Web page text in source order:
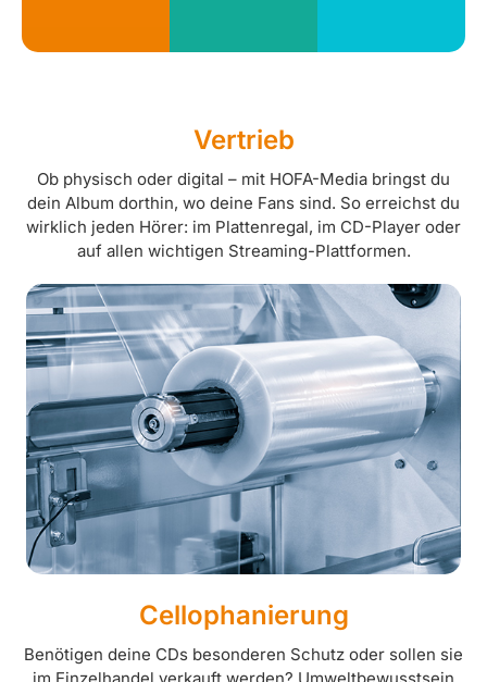
Vertrieb
Ob physisch oder digital – mit HOFA-Media bringst du
dein Album dorthin, wo deine Fans sind. So erreichst du
wirklich jeden Hörer: im Plattenregal, im CD-Player oder
auf allen wichtigen Streaming-Plattformen.
Cellophanierung
Benötigen deine CDs besonderen Schutz oder sollen sie